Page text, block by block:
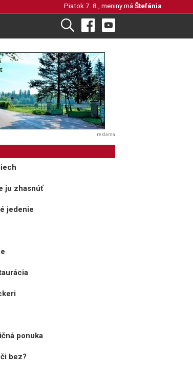
Piatok 7. 8., meniny má Štefánia
reklama
ju zhasnúť
jedenie
ponuka
bez?